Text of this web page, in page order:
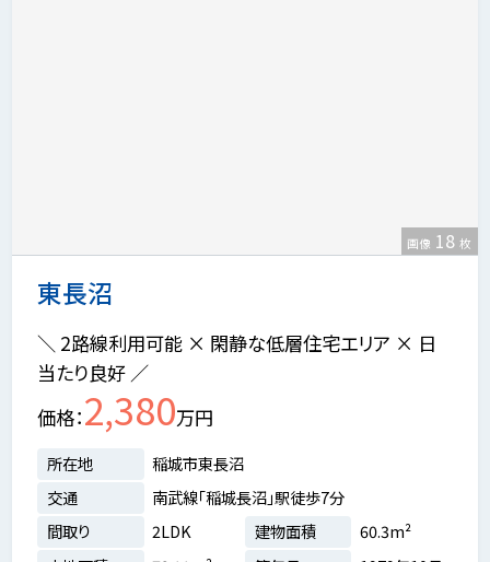
東長沼
画像 18 枚
＼ 2路線利用可能 × 閑静な低層住宅エリア × 日
当たり良好 ／
価格 2,380万円
所在地
稲城市東長沼
交通
南武線「稲城長沼」駅徒歩7分
間取り
2LDK 建物面積
60.3m²